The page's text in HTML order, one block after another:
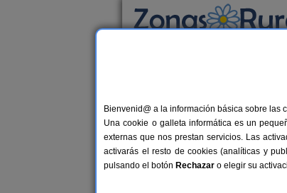
Casas Rurales
Bienvenid@ a la información básica sobre las
Una cookie o galleta informática es un
externas que nos prestan servicios. Las
activarás el resto de cookies (analíticas y
pulsando el botón Rechazar o elegir su